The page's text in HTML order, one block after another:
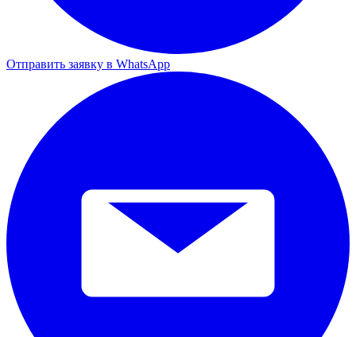
Отправить заявку в WhatsApp